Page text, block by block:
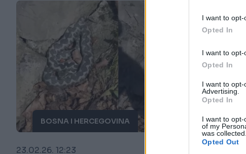
I want to opt-
Opted In
I want to opt-
Opted In
I want to
Advertising.
Opted In
I want to
of my
was collected.
Opted Out
BOSNA I HERCEGOVINA
23.02.26. 12:23